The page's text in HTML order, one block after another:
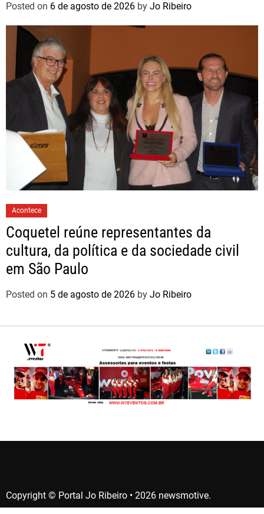
Posted on 6 de agosto de 2026 by Jo Ribeiro
Acontece
Coquetel reúne representantes da
cultura, da política e da sociedade civil
em São Paulo
Posted on 5 de agosto de 2026 by Jo Ribeiro
Copyright © Portal Jo Ribeiro • 2026 newsmotive.